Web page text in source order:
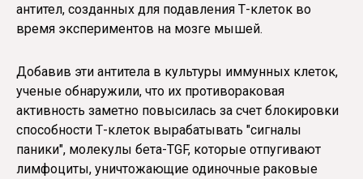
антител, созданных для подавления Т-клеток во
время экспериментов на мозге мышей.
Добавив эти антитела в культуры иммунных клеток,
ученые обнаружили, что их противораковая
активность заметно повысилась за счет блокировки
способности Т-клеток вырабатывать "сигналы
паники", молекулы бета-TGF, которые отпугивают
лимфоциты, уничтожающие одиночные раковые